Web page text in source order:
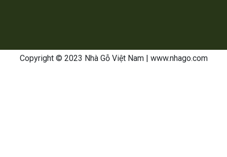
Copyright © 2023 Nhà Gỗ Việt Nam| www.nhago.com